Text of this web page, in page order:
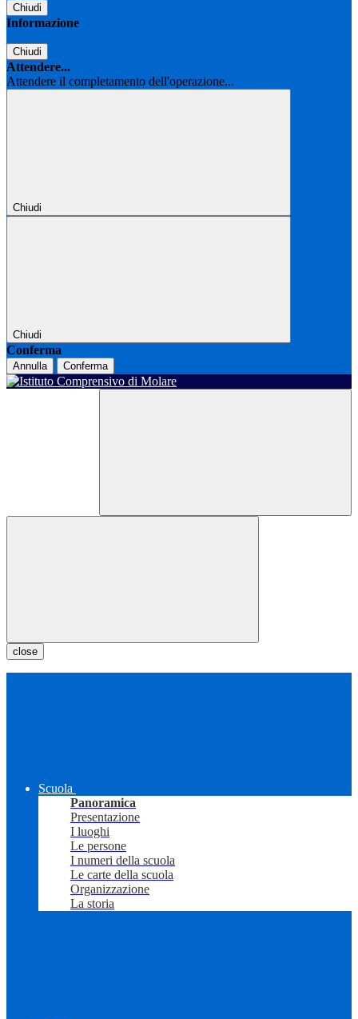
Chiudi
Informazione
Chiudi
Attendere...
Attendere il completamento dell'operazione...
Chiudi
Chiudi
Conferma
Annulla Conferma
close
Scuola
Panoramica
Presentazione
I luoghi
Le persone
I numeri della scuola
Le carte della scuola
Organizzazione
La storia